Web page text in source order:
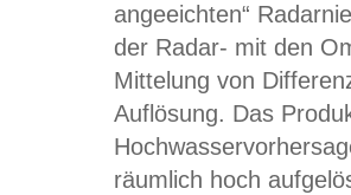
angeeichten“
der Radar- mit den
Mittelung von
Auflösung. Das
räumlich hoch